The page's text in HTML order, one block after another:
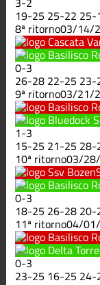
19-25 25-22 25-
8ª ritorno03/14/
0-3
26-28 22-25 23-
9ª ritorno03/21/
1-3
15-25 21-25 28-
10ª ritorno03/
0-3
18-25 26-28 20-
11ª ritorno04/
0-3
23-25 16-25 24-